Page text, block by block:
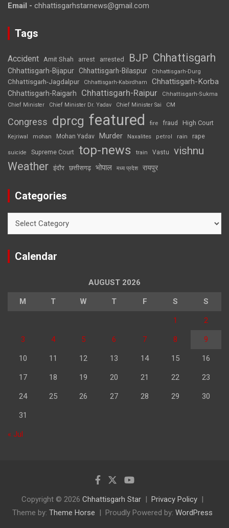
Email - chhattisgarhstarnews@gmail.com
Tags
Accident Amit Shah arrest arrested BJP Chhattisgarh
Chhattisgarh-Bijapur Chhattisgarh-Bilaspur Chhattisgarh-Durg
Chhattisgarh-Jagdalpur Chhattisgarh-Kabirdham Chhattisgarh-Korba
Chhattisgarh-Raigarh Chhattisgarh-Raipur
Chhattisgarh-Sukma
Chief Minister
Chief Minister Dr. Yadav Chief Minister Sai CM
Congress dprcg featured fire fraud High Court
Kejriwal mohan Mohan Yadav Murder Naxalites petrol rain rape
suicide Supreme Court top-news train Vastu vishnu
Weather इंदौर छत्तीसगढ़ भोपाल मध्य प्रदेश रायपुर
Categories
Calendar
AUGUST 2026
M T W T F S S
1 2
3 4 5 6 7 8 9
10 11 12 13 14 15 16
17 18 19 20 21 22 23
24 25 26 27 28 29 30
31
« Jul
Copyright © 2026 Chhattisgarh Star
Privacy Policy
Theme by: Theme Horse Proudly Powered by: WordPress